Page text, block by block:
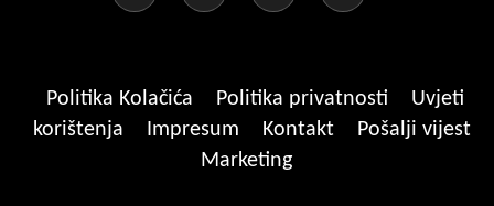
Politika Kolačića Politika privatnosti
Uvjeti
korištenja
Impresum Kontakt
Pošalji vijest
Marketing